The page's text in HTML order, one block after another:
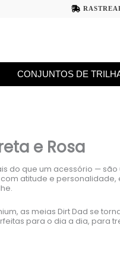
CONJUNTOS DE
e Rosa
do que um acessório —
atitude e personalidade,
as meias Dirt Dad se
para o dia a dia, para